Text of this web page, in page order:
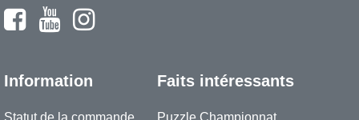
Information Faits intéressants